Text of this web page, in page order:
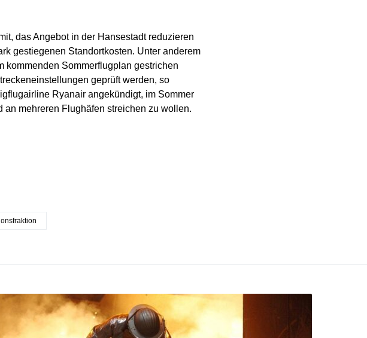
das Angebot in der Hansestadt reduzieren
gestiegenen Standortkosten. Unter anderem
Sommerflugplan gestrichen
geprüft werden, so
Ryanair angekündigt, im Sommer
mehreren Flughäfen streichen zu wollen.